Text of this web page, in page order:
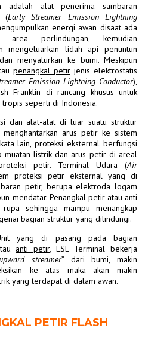
adalah alat penerima sambaran
(Early Streamer Emission Lightning
energi awan disaat ada
perlindungan, kemudian
mengeluarkan lidah api penuntun
menyalurkan ke bumi. Meskipun
penangkal petir jenis elektrostatis
Emission Lightning Conductor),
Franklin di rancang khusus untuk
seperti di Indonesia.
dan alat-alat di luar suatu struktur
arus petir ke sistem
lain, proteksi eksternal berfungsi
muatan listrik dan arus petir di areal
petir. Terminal Udara (Air
proteksi petir eksternal yang di
petir, berupa elektroda logam
mendatar. Penangkal petiratau anti
sehingga mampu menangkap
bagian struktur yang dilindungi.
yang di pasang pada bagian
anti petir, ESE Terminal bekerja
streamer” dari bumi, makin
ke atas maka akan makin
yang terdapat di dalam awan.
PETIR FLASH